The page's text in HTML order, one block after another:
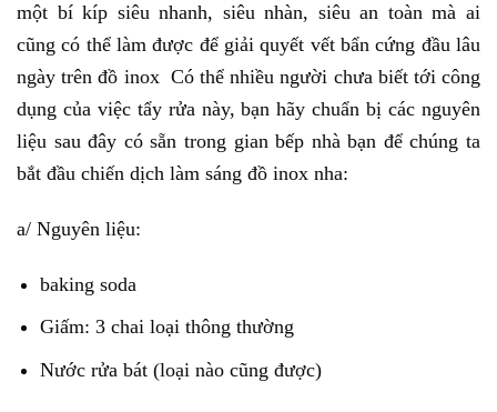
một bí kíp siêu nhanh, siêu nhàn, siêu an toàn mà ai
cũng có thể làm được để giải quyết vết bẩn cứng đầu lâu
ngày trên đồ inox Có thể nhiều người chưa biết tới công
dụng của việc tẩy rửa này, bạn hãy chuẩn bị các nguyên
liệu sau đây có sẵn trong gian bếp nhà bạn để chúng ta
bắt đầu chiến dịch làm sáng đồ inox nha:
a/ Nguyên liệu:
baking soda
Giấm: 3 chai loại thông thường
Nước rửa bát (loại nào cũng được)